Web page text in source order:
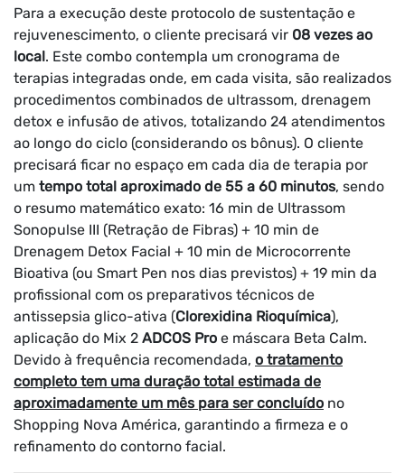
Para a execução deste protocolo de sustentação e
rejuvenescimento, o cliente precisará vir 08 vezes ao
local. Este combo contempla um cronograma de
terapias integradas onde, em cada visita, são realizados
procedimentos combinados de ultrassom, drenagem
detox e infusão de ativos, totalizando 24 atendimentos
ao longo do ciclo (considerando os bônus). O cliente
precisará ficar no espaço em cada dia de terapia por
um tempo total aproximado de 55 a 60 minutos, sendo
o resumo matemático exato: 16 min de Ultrassom
Sonopulse III (Retração de Fibras) + 10 min de
Drenagem Detox Facial + 10 min de Microcorrente
Bioativa (ou Smart Pen nos dias previstos) + 19 min da
profissional com os preparativos técnicos de
antissepsia glico-ativa (Clorexidina Rioquímica),
aplicação do Mix 2 ADCOS Pro e máscara Beta Calm.
Devido à frequência recomendada, o tratamento
completo tem uma duração total estimada de
aproximadamente um mês para ser concluído no
Shopping Nova América, garantindo a firmeza e o
refinamento do contorno facial.